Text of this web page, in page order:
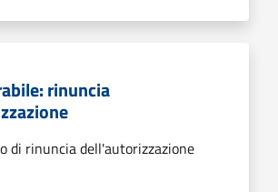
rinuncia
di rinuncia dell'autorizzazione